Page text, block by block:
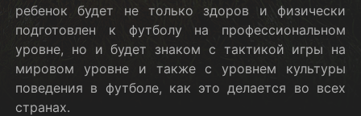
ребенок будет не только здоров и физически
подготовлен к футболу на профессиональном
уровне, но и будет знаком с тактикой игры на
мировом уровне и также с уровнем культуры
поведения в футболе, как это делается во всех
странах.